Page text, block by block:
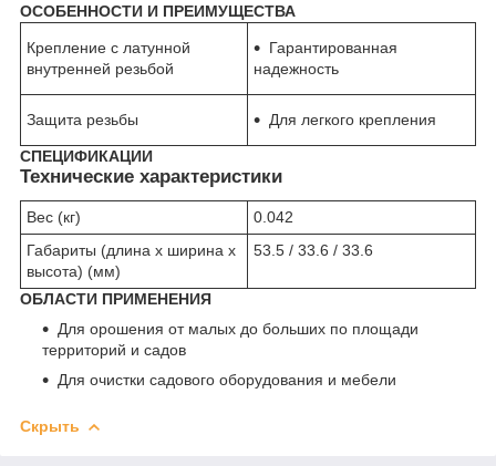
ОСОБЕННОСТИ И ПРЕИМУЩЕСТВА
Крепление с латунной
внутренней резьбой
Гарантированная
надежность
Защита резьбы Для легкого крепления
СПЕЦИФИКАЦИИ
Технические характеристики
Вес (кг)
0.042
Габариты (длина х ширина х
высота) (мм)
53.5 / 33.6 / 33.6
ОБЛАСТИ ПРИМЕНЕНИЯ
Для орошения от малых до больших по площади
территорий и садов
Для очистки садового оборудования и мебели
Скрыть